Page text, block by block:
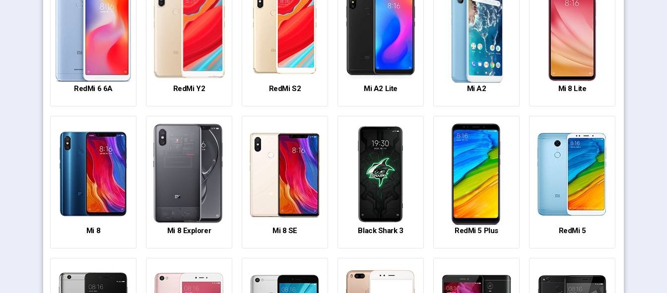
RedMi 6 6A RedMi Y2 RedMi S2 Mi A2 Lite Mi A2 Mi 8 Lite
Mi 8 Mi 8 Explorer Mi 8 SE Black Shark 3 RedMi 5 Plus RedMi 5